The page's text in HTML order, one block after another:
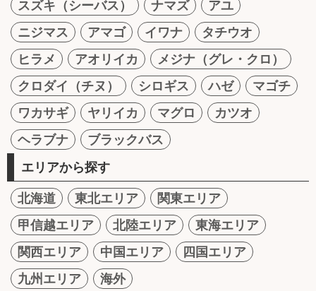
スズキ（シーバス）
ナマズ
アユ
ニジマス
アマゴ イワナ
タチウオ
ヒラメ
アオリイカ
メジナ（グレ・クロ）
クロダイ（チヌ）
シロギス ハゼ
マゴチ
ワカサギ
ヤリイカ マグロ
カツオ
ヘラブナ
ブラックバス
エリアから探す
北海道 東北エリア
関東エリア
甲信越エリア
北陸エリア
東海エリア
関西エリア
中国エリア
四国エリア
九州エリア
海外